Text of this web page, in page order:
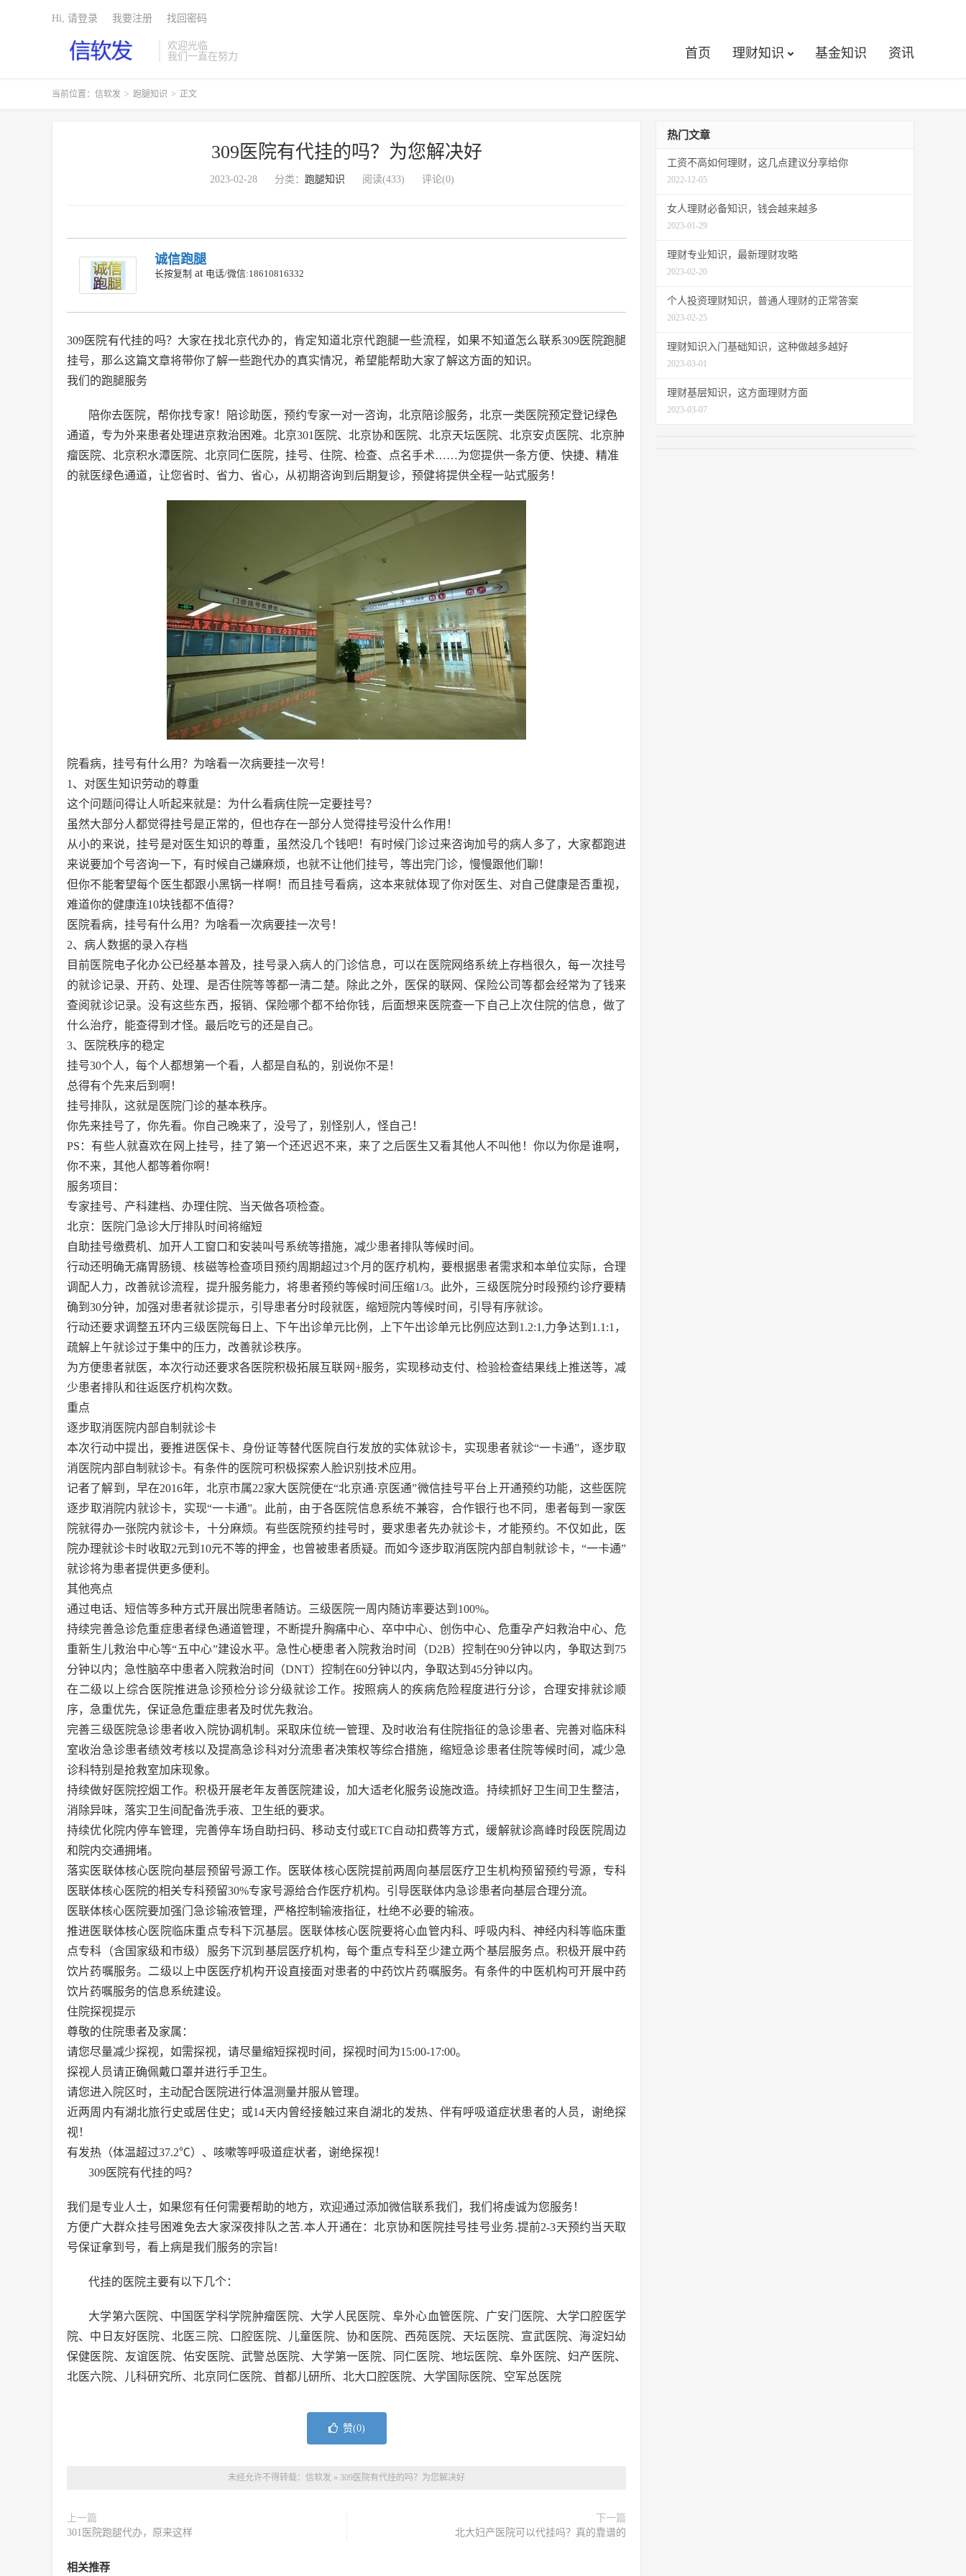
欢迎光临
我们一直在努力
首页 理财知识 基金知识 资讯
Hi, 请登录 我要注册 找回密码
当前位置： 信软发 > 跑腿知识 > 正文
309医院有代挂的吗？为您解决好
2023-02-28 分类： 跑腿知识 阅读(433) 评论(0)
诚信跑腿
长按复制 at 电话/微信:18610816332
309医院有代挂的吗？大家在找北京代办的，肯定知道北京代跑腿一些流程，如果不知道怎么联系309医院跑腿
挂号，那么这篇文章将带你了解一些跑代办的真实情况，希望能帮助大家了解这方面的知识。
我们的跑腿服务
陪你去医院，帮你找专家！陪诊助医，预约专家一对一咨询，北京陪诊服务，北京一类医院预定登记绿色
通道，专为外来患者处理进京救治困难。北京301医院、北京协和医院、北京天坛医院、北京安贞医院、北京肿
瘤医院、北京积水潭医院、北京同仁医院，挂号、住院、检查、点名手术……为您提供一条方便、快捷、精准
的就医绿色通道，让您省时、省力、省心，从初期咨询到后期复诊，预健将提供全程一站式服务！
院看病，挂号有什么用？为啥看一次病要挂一次号！
1、对医生知识劳动的尊重
这个问题问得让人听起来就是：为什么看病住院一定要挂号？
虽然大部分人都觉得挂号是正常的，但也存在一部分人觉得挂号没什么作用！
从小的来说，挂号是对医生知识的尊重，虽然没几个钱吧！有时候门诊过来咨询加号的病人多了，大家都跑进
来说要加个号咨询一下，有时候自己嫌麻烦，也就不让他们挂号，等出完门诊，慢慢跟他们聊！
但你不能奢望每个医生都跟小黑锅一样啊！而且挂号看病，这本来就体现了你对医生、对自己健康是否重视，
难道你的健康连10块钱都不值得？
医院看病，挂号有什么用？为啥看一次病要挂一次号！
2、病人数据的录入存档
目前医院电子化办公已经基本普及，挂号录入病人的门诊信息，可以在医院网络系统上存档很久，每一次挂号
的就诊记录、开药、处理、是否住院等等都一清二楚。除此之外，医保的联网、保险公司等都会经常为了钱来
查阅就诊记录。没有这些东西，报销、保险哪个都不给你钱，后面想来医院查一下自己上次住院的信息，做了
什么治疗，能查得到才怪。最后吃亏的还是自己。
3、医院秩序的稳定
挂号30个人，每个人都想第一个看，人都是自私的，别说你不是！
总得有个先来后到啊！
挂号排队，这就是医院门诊的基本秩序。
你先来挂号了，你先看。你自己晚来了，没号了，别怪别人，怪自己！
PS：有些人就喜欢在网上挂号，挂了第一个还迟迟不来，来了之后医生又看其他人不叫他！你以为你是谁啊，
你不来，其他人都等着你啊！
服务项目：
专家挂号、产科建档、办理住院、当天做各项检查。
北京：医院门急诊大厅排队时间将缩短
自助挂号缴费机、加开人工窗口和安装叫号系统等措施，减少患者排队等候时间。
行动还明确无痛胃肠镜、核磁等检查项目预约周期超过3个月的医疗机构，要根据患者需求和本单位实际，合理
调配人力，改善就诊流程，提升服务能力，将患者预约等候时间压缩1/3。此外，三级医院分时段预约诊疗要精
确到30分钟，加强对患者就诊提示，引导患者分时段就医，缩短院内等候时间，引导有序就诊。
行动还要求调整五环内三级医院每日上、下午出诊单元比例，上下午出诊单元比例应达到1.2:1,力争达到1.1:1，
疏解上午就诊过于集中的压力，改善就诊秩序。
为方便患者就医，本次行动还要求各医院积极拓展互联网+服务，实现移动支付、检验检查结果线上推送等，减
少患者排队和往返医疗机构次数。
重点
逐步取消医院内部自制就诊卡
本次行动中提出，要推进医保卡、身份证等替代医院自行发放的实体就诊卡，实现患者就诊“一卡通”，逐步取
消医院内部自制就诊卡。有条件的医院可积极探索人脸识别技术应用。
记者了解到，早在2016年，北京市属22家大医院便在“北京通·京医通”微信挂号平台上开通预约功能，这些医院
逐步取消院内就诊卡，实现“一卡通”。此前，由于各医院信息系统不兼容，合作银行也不同，患者每到一家医
院就得办一张院内就诊卡，十分麻烦。有些医院预约挂号时，要求患者先办就诊卡，才能预约。不仅如此，医
院办理就诊卡时收取2元到10元不等的押金，也曾被患者质疑。而如今逐步取消医院内部自制就诊卡，“一卡通”
就诊将为患者提供更多便利。
其他亮点
通过电话、短信等多种方式开展出院患者随访。三级医院一周内随访率要达到100%。
持续完善急诊危重症患者绿色通道管理，不断提升胸痛中心、卒中中心、创伤中心、危重孕产妇救治中心、危
重新生儿救治中心等“五中心”建设水平。急性心梗患者入院救治时间（D2B）控制在90分钟以内，争取达到75
分钟以内；急性脑卒中患者入院救治时间（DNT）控制在60分钟以内，争取达到45分钟以内。
在二级以上综合医院推进急诊预检分诊分级就诊工作。按照病人的疾病危险程度进行分诊，合理安排就诊顺
序，急重优先，保证急危重症患者及时优先救治。
完善三级医院急诊患者收入院协调机制。采取床位统一管理、及时收治有住院指征的急诊患者、完善对临床科
室收治急诊患者绩效考核以及提高急诊科对分流患者决策权等综合措施，缩短急诊患者住院等候时间，减少急
诊科特别是抢救室加床现象。
持续做好医院控烟工作。积极开展老年友善医院建设，加大适老化服务设施改造。持续抓好卫生间卫生整洁，
消除异味，落实卫生间配备洗手液、卫生纸的要求。
持续优化院内停车管理，完善停车场自助扫码、移动支付或ETC自动扣费等方式，缓解就诊高峰时段医院周边
和院内交通拥堵。
落实医联体核心医院向基层预留号源工作。医联体核心医院提前两周向基层医疗卫生机构预留预约号源，专科
医联体核心医院的相关专科预留30%专家号源给合作医疗机构。引导医联体内急诊患者向基层合理分流。
医联体核心医院要加强门急诊输液管理，严格控制输液指征，杜绝不必要的输液。
推进医联体核心医院临床重点专科下沉基层。医联体核心医院要将心血管内科、呼吸内科、神经内科等临床重
点专科（含国家级和市级）服务下沉到基层医疗机构，每个重点专科至少建立两个基层服务点。积极开展中药
饮片药嘱服务。二级以上中医医疗机构开设直接面对患者的中药饮片药嘱服务。有条件的中医机构可开展中药
饮片药嘱服务的信息系统建设。
住院探视提示
尊敬的住院患者及家属：
请您尽量减少探视，如需探视，请尽量缩短探视时间，探视时间为15:00-17:00。
探视人员请正确佩戴口罩并进行手卫生。
请您进入院区时，主动配合医院进行体温测量并服从管理。
近两周内有湖北旅行史或居住史；或14天内曾经接触过来自湖北的发热、伴有呼吸道症状患者的人员，谢绝探
视！
有发热（体温超过37.2℃）、咳嗽等呼吸道症状者，谢绝探视！
309医院有代挂的吗？
我们是专业人士，如果您有任何需要帮助的地方，欢迎通过添加微信联系我们，我们将虔诚为您服务！
方便广大群众挂号困难免去大家深夜排队之苦.本人开通在：北京协和医院挂号挂号业务.提前2-3天预约当天取
号保证拿到号，看上病是我们服务的宗旨!
代挂的医院主要有以下几个：
大学第六医院、中国医学科学院肿瘤医院、大学人民医院、阜外心血管医院、广安门医院、大学口腔医学
院、中日友好医院、北医三院、口腔医院、儿童医院、协和医院、西苑医院、天坛医院、宣武医院、海淀妇幼
保健医院、友谊医院、佑安医院、武警总医院、大学第一医院、同仁医院、地坛医院、阜外医院、妇产医院、
北医六院、儿科研究所、北京同仁医院、首都儿研所、北大口腔医院、大学国际医院、空军总医院
赞(0)
未经允许不得转载： 信软发 » 309医院有代挂的吗？为您解决好
上一篇
301医院跑腿代办，原来这样
下一篇
北大妇产医院可以代挂吗？真的靠谱的
相关推荐
热门文章
工资不高如何理财，这几点建议分享给你
2022-12-05
女人理财必备知识，钱会越来越多
2023-01-29
理财专业知识，最新理财攻略
2023-02-20
个人投资理财知识，普通人理财的正常答案
2023-02-25
理财知识入门基础知识，这种做越多越好
2023-03-01
理财基层知识，这方面理财方面
2023-03-07